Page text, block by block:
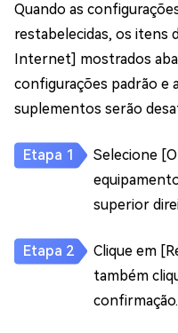
Quando as
restabelecidas, os itens
Internet] mostrados
configurações padrão e
suplementos serão
Selecione
superior
Clique em
também
confirmação.